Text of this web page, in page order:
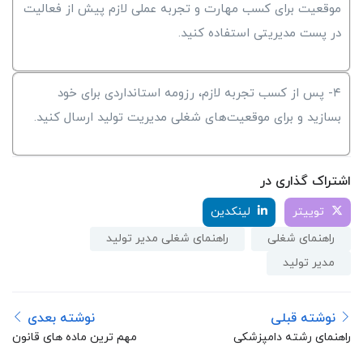
موقعیت برای کسب مهارت و تجربه عملی لازم پیش از فعالیت
در پست مدیریتی استفاده کنید.
۴- پس از کسب تجربه لازم، رزومه استانداردی برای خود
بسازید و برای موقعیت‌های شغلی مدیریت تولید ارسال کنید.
اشتراک گذاری در
توییتر
لینکدین
راهنمای شغلی
راهنمای شغلی مدیر تولید
مدیر تولید
نوشته قبلی
راهنمای رشته دامپزشکی
نوشته بعدی
مهم ترین ماده های قانون